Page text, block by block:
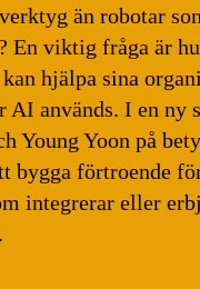
än robotar
En viktig fråga är
hjälpa sina
AI används. I en ny
Young Yoon på
bygga förtroende
integrerar eller